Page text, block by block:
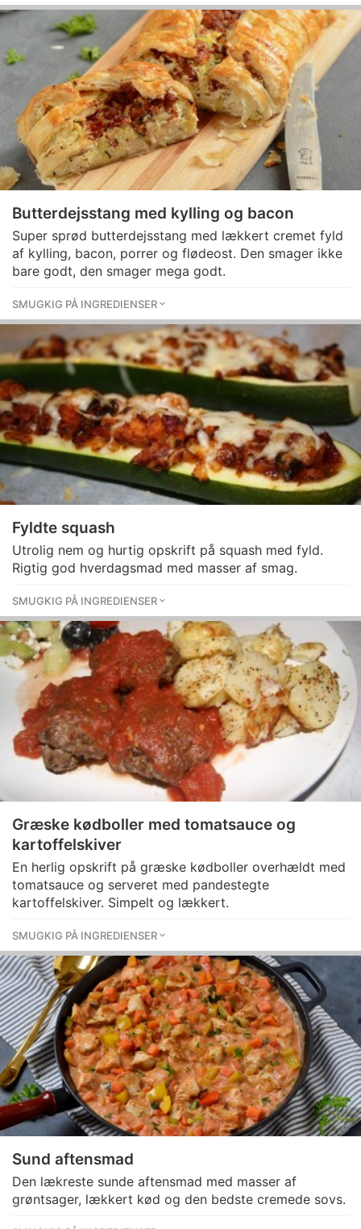
Butterdejsstang med kylling og bacon
Super sprød butterdejsstang med lækkert cremet fyld
af kylling, bacon, porrer og flødeost. Den smager ikke
bare godt, den smager mega godt.
SMUGKIG PÅ INGREDIENSER
Fyldte squash
Utrolig nem og hurtig opskrift på squash med fyld.
Rigtig god hverdagsmad med masser af smag.
SMUGKIG PÅ INGREDIENSER
Græske kødboller med tomatsauce og
kartoffelskiver
En herlig opskrift på græske kødboller overhældt med
tomatsauce og serveret med pandestegte
kartoffelskiver. Simpelt og lækkert.
SMUGKIG PÅ INGREDIENSER
Sund aftensmad
Den lækreste sunde aftensmad med masser af
grøntsager, lækkert kød og den bedste cremede sovs.